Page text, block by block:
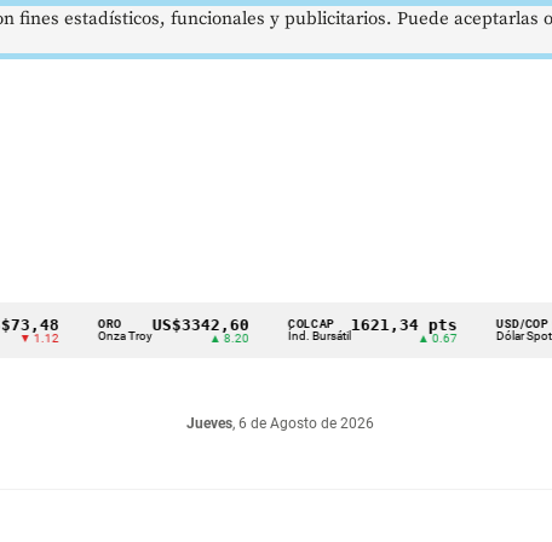
ORO
Onza Troy
US$3342,60 COLCAP
Índ. Bursátil
1621,34 pts USD/COP
Dólar Spot
$4178
▲ 0.42
Jueves, 6 de Agosto de 2026
fines estadísticos, funcionales y publicitarios. Puede aceptarlas